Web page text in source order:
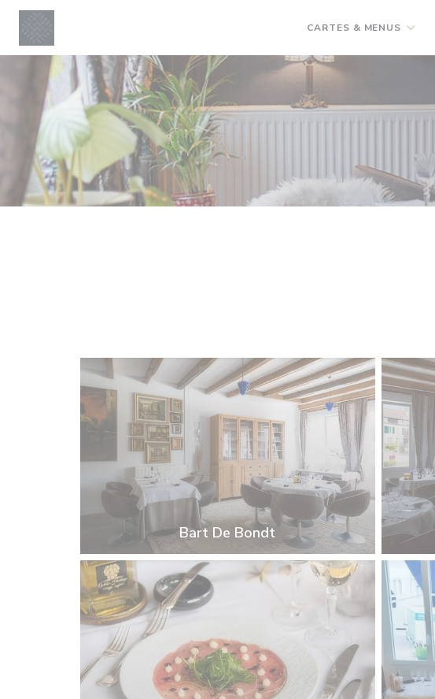
Personnalisation de vos choix en matière de cookies
CARTES & MENUS
Bart De Bondt